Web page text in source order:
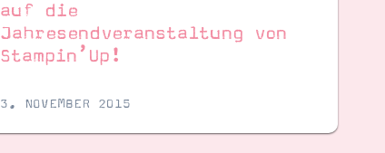
auf die
Jahresendveranstaltung von
Stampin’Up!
3. NOVEMBER 2015